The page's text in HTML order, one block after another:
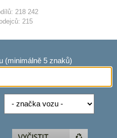
218 242
215
(minimálně 5 znaků)